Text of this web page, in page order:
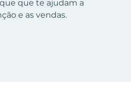
que te ajudam a
e as vendas.